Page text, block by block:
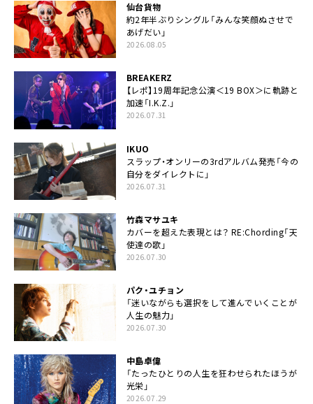
仙台貨物
約2年半ぶりシングル「みんな笑顔ぬさせで
あげだい」
2026.08.05
BREAKERZ
【レポ】19周年記念公演＜19 BOX＞に軌跡と
加速「I.K.Z.」
2026.07.31
IKUO
スラップ・オンリーの3rdアルバム発売「今の
自分をダイレクトに」
2026.07.31
竹森マサユキ
カバーを超えた表現とは？ RE:Chording「天
使達の歌」
2026.07.30
パク・ユチョン
「迷いながらも選択をして進んでいくことが
人生の魅力」
2026.07.30
中島卓偉
「たったひとりの人生を狂わせられたほうが
光栄」
2026.07.29